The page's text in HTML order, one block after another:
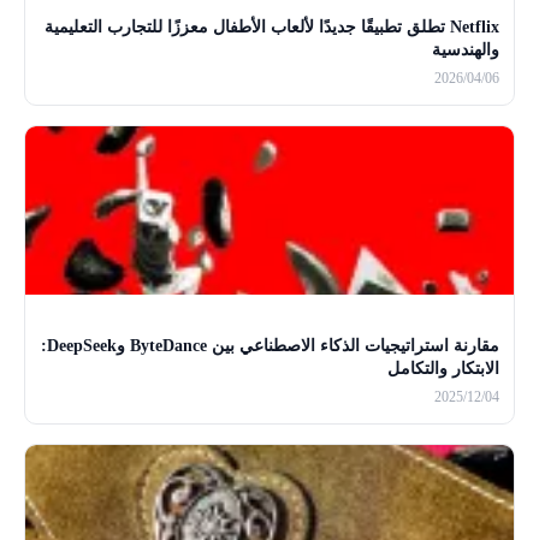
Netflix تطلق تطبيقًا جديدًا لألعاب الأطفال معززًا للتجارب التعليمية
والهندسية
2026/04/06
مقارنة استراتيجيات الذكاء الاصطناعي بين ByteDance وDeepSeek:
الابتكار والتكامل
2025/12/04